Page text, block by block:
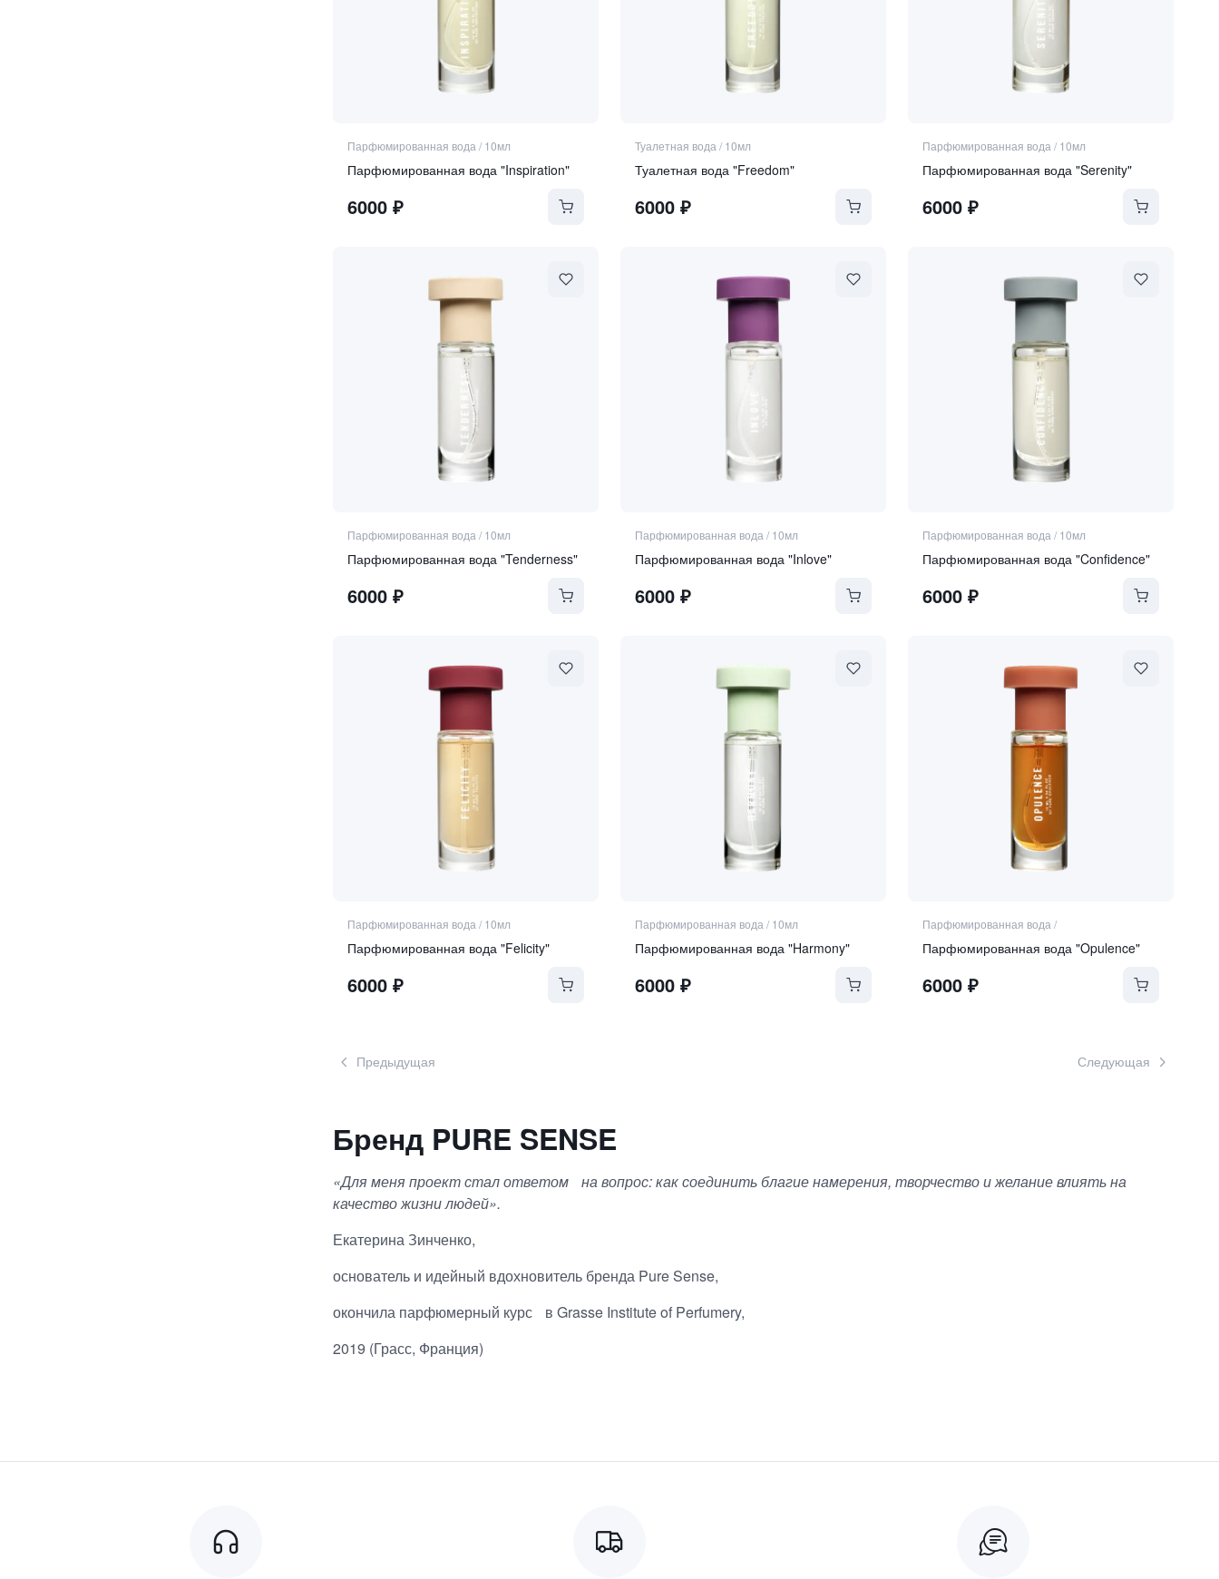
Парфюмированная вода / 10мл
Парфюмированная вода "Inspiration"
6000₽
Туалетная вода / 10мл
Туалетная вода "Freedom"
6000₽
Парфюмированная вода / 10мл
Парфюмированная вода "Serenity"
6000 ₽
Парфюмированная вода / 10мл
Парфюмированная вода "Tenderness"
6000₽
Парфюмированная вода / 10мл
Парфюмированная вода "Inlove"
6000₽
Парфюмированная вода / 10мл
Парфюмированная вода "Confidence"
6000 ₽
Парфюмированная вода / 10мл
Парфюмированная вода "Felicity"
6000₽
Парфюмированная вода / 10мл
Парфюмированная вода "Harmony"
6000₽
Парфюмированная вода /
Парфюмированная вода "Opulence"
6000 ₽
Предыдущая Следующая
Бренд PURE SENSE
«Для меня проект стал ответом на вопрос: как соединить благие намерения, творчество и желание влиять на
качество жизни людей».
Екатерина Зинченко,
основатель и идейный вдохновитель бренда Pure Sense,
окончила парфюмерный курс в Grasse Institute of Perfumery,
2019 (Грасс, Франция)